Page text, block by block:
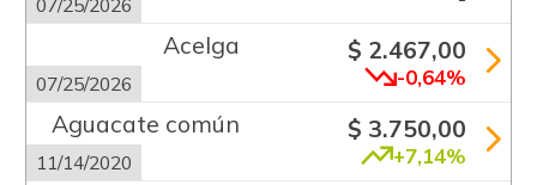
Acelga
07/25/2026
$ 2.467,00
-0,64%
Aguacate común
11/14/2020
$ 3.750,00
+7,14%